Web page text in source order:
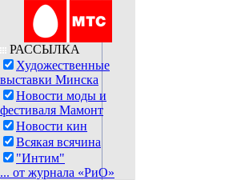
РАССЫЛКА
Художественные
выставки Минска
Новости моды и
фестиваля Мамонт
Новости кин
Всякая всячина
"Интим"
... от журнала «РиО»